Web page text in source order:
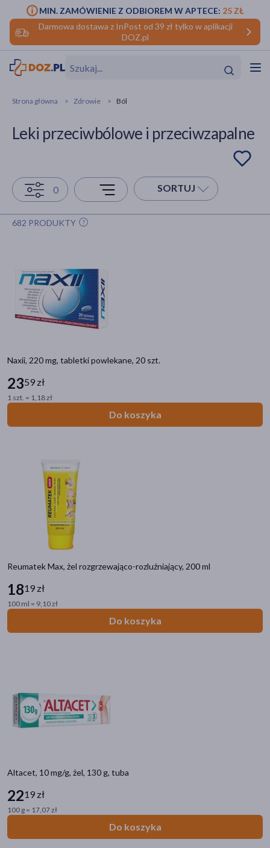
Darmowa dostawa z InPost od 39 zł tylko w aplikacji
DOZ.pl
MIN. ZAMÓWIENIE Z ODBIOREM W APTECE: 25 ZŁ
Hit
Strona główna Zdrowie Ból
Leki przeciwbólowe i przeciwzapalne
0 SORTUJ
682 PRODUKTY
Naxii, 220 mg, tabletki powlekane, 20 szt.
2359 zł
1 szt. = 1,18 zł
Do koszyka
Reumatek Max, żel rozgrzewająco-rozluźniający, 200 ml
1819 zł
100 ml = 9,10 zł
Do koszyka
Altacet, 10 mg/g, żel, 130 g, tuba
2219 zł
100 g = 17,07 zł
Do koszyka